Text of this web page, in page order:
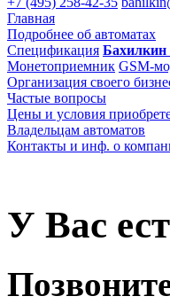
Главная
Подробнее об автоматах
Спецификация
Монетоприемник GSM-
Организация своего
Частые вопросы
Цены и условия
Владельцам автоматов
Контакты и инф. о
У Вас